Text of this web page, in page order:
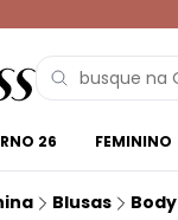
26 FEMININO
Blusas Body